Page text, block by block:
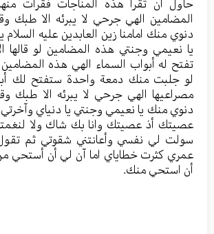
حاول أن تقرأ هذه المناجات فقرات
المضامين الهي جرحي لا يبرئه الا طبك
دنوي منك امامنا زين العابدين عليه
يا نعيمي وجنتي هذه المضامين لو قالها
تفتح له أبواب السماء الهي هذه
لو جلبت منك دمعة واحدة ستفتح لك
مصراعيها الهي جرحي لا يبرئه الا طبك
دنوي منك يا نعيمي وجنتي يا دنياي
عصيتك أذ عصيتك وانا بك شاك ولا
سولت لي نفسي وأعانتني شقوتي ثم
عمري كثرت خطاياي اما آن لي أن أستحي
أن استحي منك.